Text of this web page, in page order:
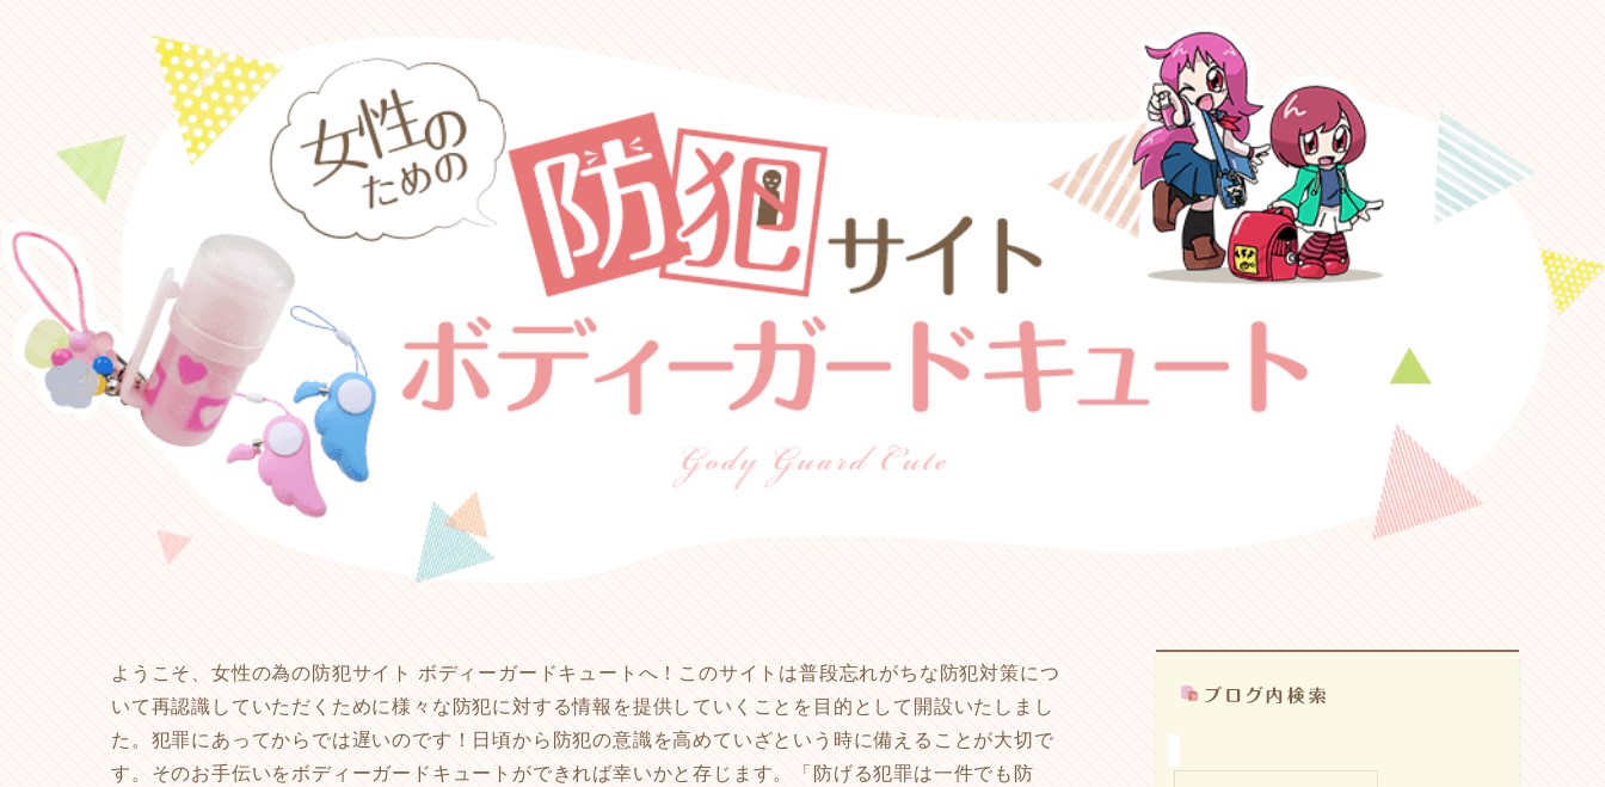
ようこそ、女性の為の防犯サイト ボディーガードキュートへ！このサイトは普段忘れがちな防犯対策につ
いて再認識していただくために様々な防犯に対する情報を提供していくことを目的として開設いたしまし
た。犯罪にあってからでは遅いのです！日頃から防犯の意識を高めていざという時に備えることが大切で
す。そのお手伝いをボディーガードキュートができれば幸いかと存じます。「防げる犯罪は一件でも防